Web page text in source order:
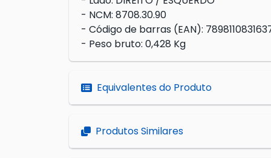
- NCM: 8708.30.90
- Código de barras (EAN):
- Peso bruto: 0,428 Kg
Equivalentes do Produto
Produtos Similares